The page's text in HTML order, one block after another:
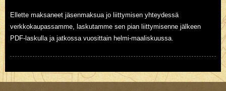
Ellette maksaneet jäsenmaksua jo liittymisen yhteydessä
verkkokaupassamme, laskutamme sen pian liittymisenne jälkeen
PDF-laskulla ja jatkossa vuosittain helmi-maaliskuussa.